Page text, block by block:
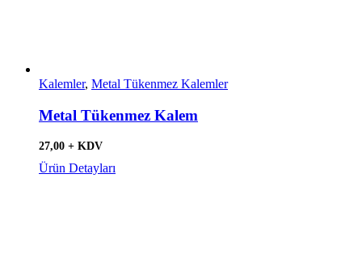
Kalemler, Metal Tükenmez Kalemler
Metal Tükenmez Kalem
27,00 + KDV
Ürün Detayları